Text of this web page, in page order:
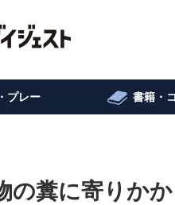
プレー 書籍・
の糞に寄りかか